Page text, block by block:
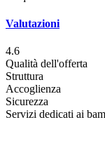
Valutazioni
4.6
Qualità dell'offerta
Struttura
Accoglienza
Sicurezza
Servizi dedicati ai